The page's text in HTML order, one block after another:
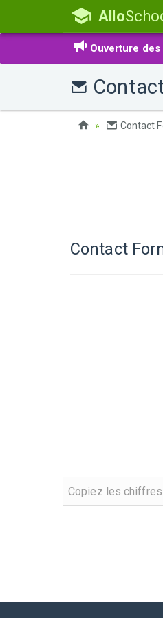
Allo
Ouverture
Contact
Contact